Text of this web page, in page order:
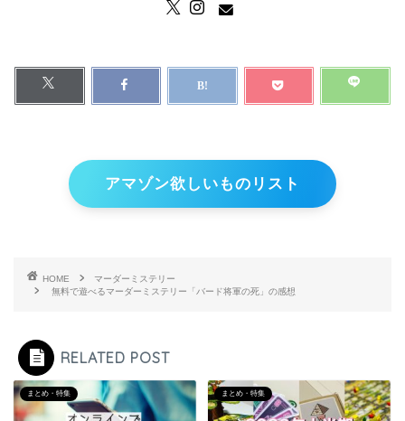
アマゾン欲しいものリスト
HOME
マーダーミステリー
無料で遊べるマーダーミステリー「バード将軍の死」の感想
RELATED POST
まとめ・特集 まとめ・特集